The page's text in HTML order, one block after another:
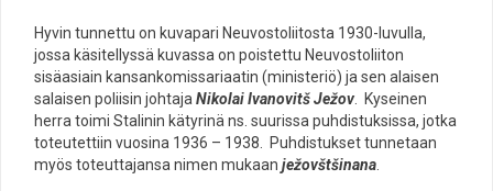
Hyvin tunnettu on kuvapari Neuvostoliitosta 1930-luvulla,
jossa käsitellyssä kuvassa on poistettu Neuvostoliiton
sisäasiain kansankomissariaatin (ministeriö) ja sen alaisen
salaisen poliisin johtaja Nikolai Ivanovitš Ježov . Kyseinen
herra toimi Stalinin kätyrinä ns. suurissa puhdistuksissa, jotka
toteutettiin vuosina 1936 – 1938. Puhdistukset tunnetaan
myös toteuttajansa nimen mukaan ježovštšinana